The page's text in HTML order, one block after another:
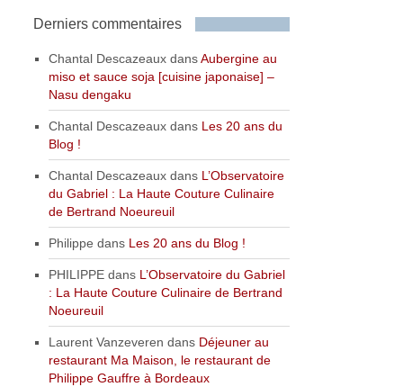
Derniers commentaires
Chantal Descazeaux dansAubergine au
miso et sauce soja [cuisine japonaise] –
Nasu dengaku
Chantal Descazeaux dans Les 20 ans du
Blog !
Chantal Descazeaux dans L’Observatoire
du Gabriel : La Haute Couture Culinaire
de Bertrand Noeureuil
Philippe dans Les 20 ans du Blog !
PHILIPPE dans L’Observatoire du Gabriel
: La Haute Couture Culinaire de Bertrand
Noeureuil
Laurent Vanzeveren dans Déjeuner au
restaurant Ma Maison, le restaurant de
Philippe Gauffre à Bordeaux